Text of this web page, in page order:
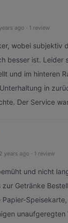
ago · 1 review
wobei subjektiv
besser ist. Leider
und im hinteren
in
Der Service
2 years ago · 1 review
und nicht
zur Getränke
unaufgeregten